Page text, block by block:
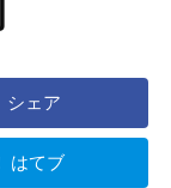
シェア
はてブ